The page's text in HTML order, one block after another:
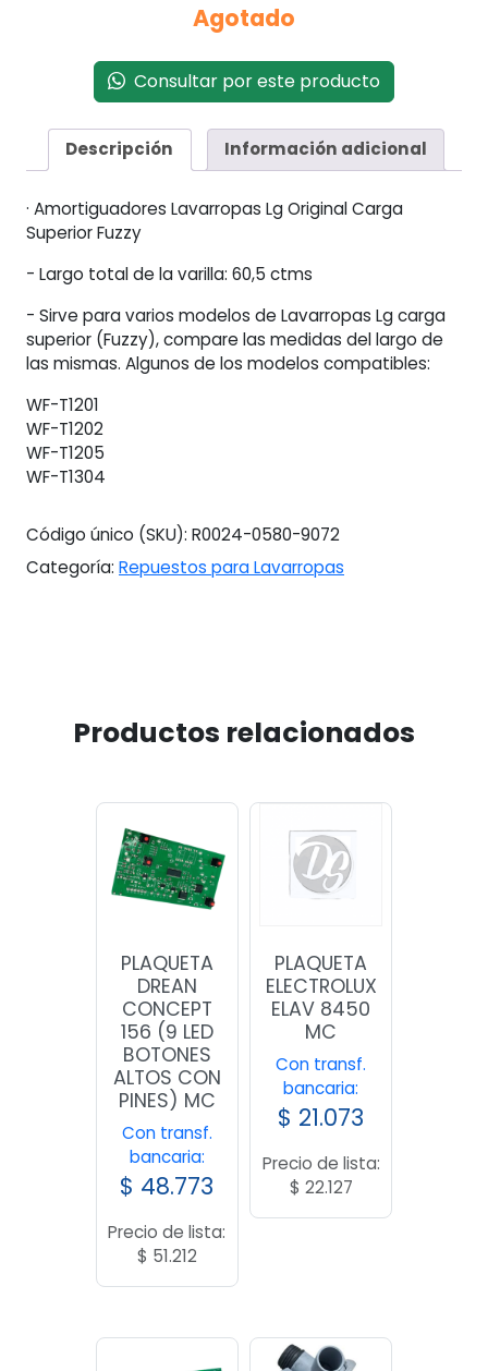
Agotado
Consultar por este producto
Descripción Información adicional
· Amortiguadores Lavarropas Lg Original Carga
Superior Fuzzy
- Largo total de la varilla: 60,5 ctms
- Sirve para varios modelos de Lavarropas Lg carga
superior (Fuzzy), compare las medidas del largo de
las mismas. Algunos de los modelos compatibles:
WF-T1201
WF-T1202
WF-T1205
WF-T1304
Código único (SKU): R0024-0580-9072
Categoría: Repuestos para Lavarropas
Productos relacionados
PLAQUETA
DREAN
CONCEPT
156 (9 LED
BOTONES
ALTOS CON
PINES) MC
Con transf.
bancaria:
$ 48.773
Precio de lista:
$ 51.212
PLAQUETA
ELECTROLUX
ELAV 8450
MC
Con transf.
bancaria:
$ 21.073
Precio de lista:
$ 22.127